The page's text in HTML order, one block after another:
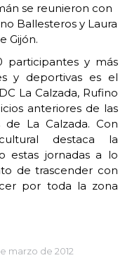
se reunieron con
Ballesteros y Laura
Gijón.
participantes y más
y deportivas es el
La Calzada, Rufino
anteriores de las
de La Calzada. Con
destaca la
estas jornadas a lo
de trascender con
por toda la zona
marzo de 2012